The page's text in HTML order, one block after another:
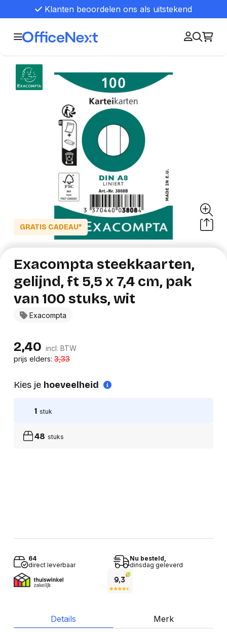
Klanten beoordelen ons als uitstekend
GRATIS CADEAU*
Exacompta
Exacompta steekkaarten,
gelijnd, ft 5,5 x 7,4 cm, pak
van 100 stuks, wit
2,40 incl. BTW
prijs elders:3,33
Kies je hoeveelheid
1 stuk
48 stuks
64
direct leverbaar
Nu besteld,
dinsdag geleverd
Details Merk